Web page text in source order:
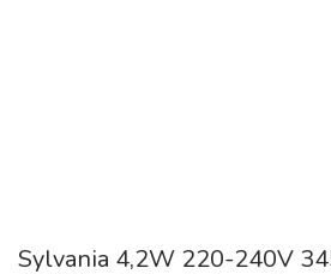
Sylvania 4,2W 220-240V